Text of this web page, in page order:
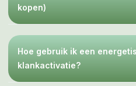
kopen)
Hoe gebruik ik een
klankactivatie?